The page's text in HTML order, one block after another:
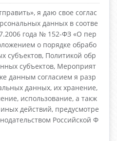
я даю свое соглас
данных в соотве
года № 152-ФЗ «О пер
о порядке обрабо
субъектов, Политикой обр
субъектов, Мероприят
данным согласием я разр
данных, их хранение,
использование, а такж
действий, предусмотре
Российской Ф